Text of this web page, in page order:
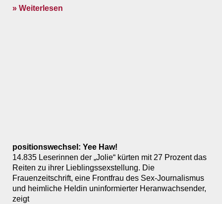
» Weiterlesen
positionswechsel: Yee Haw!
14.835 Leserinnen der „Jolie“ kürten mit 27 Prozent das
Reiten zu ihrer Lieblingssexstellung. Die
Frauenzeitschrift, eine Frontfrau des Sex-Journalismus
und heimliche Heldin uninformierter Heranwachsender,
zeigt